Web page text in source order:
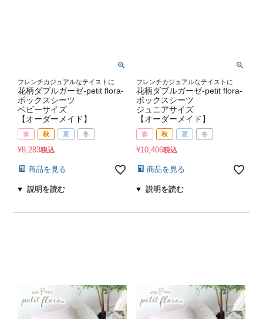
フレンチカジュアルなテイストに
花柄ダブルガーゼ-petit flora-
ボックスシーツ
ベビーサイズ
【オーダーメイド】
春 秋 夏 冬
¥8,283税込
商品を見る
フレンチカジュアルなテイストに
花柄ダブルガーゼ-petit flora-
ボックスシーツ
ジュニアサイズ
【オーダーメイド】
春 秋 夏 冬
¥10,406税込
商品を見る